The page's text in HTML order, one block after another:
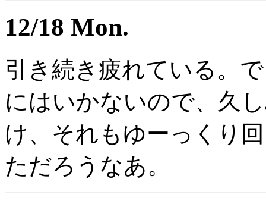
12/18 Mon.
引き続き疲れている。
にはいかないので、久
け、それもゆーっくり
ただろうなあ。